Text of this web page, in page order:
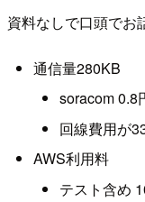
資料なしで口頭でお
通信量280KB
soracom 0.8
回線費用が
AWS利用料
テスト含め